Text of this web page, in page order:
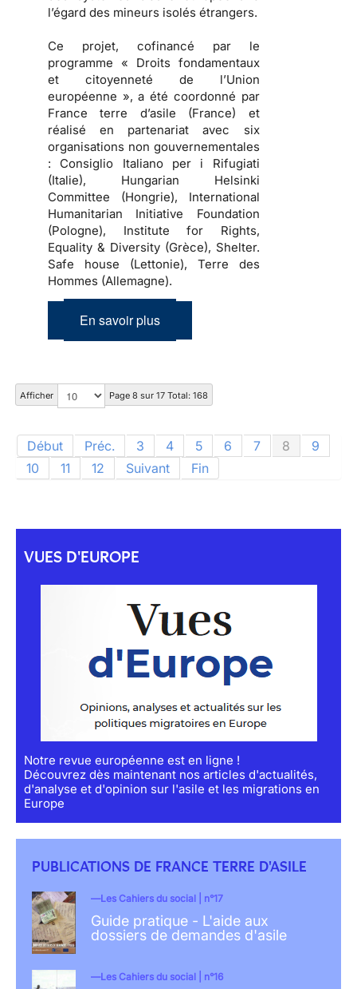
l’égard des mineurs isolés étrangers.
Ce projet, cofinancé par le
programme « Droits fondamentaux
et citoyenneté de l’Union
européenne », a été coordonné par
France terre d’asile (France) et
réalisé en partenariat avec six
organisations non gouvernementales
: Consiglio Italiano per i Rifugiati
(Italie), Hungarian Helsinki
Committee (Hongrie), International
Humanitarian Initiative Foundation
(Pologne), Institute for Rights,
Equality & Diversity (Grèce), Shelter.
Safe house (Lettonie), Terre des
Hommes (Allemagne).
En savoir plus
Afficher Page 8 sur 17 Total: 168
Début Préc. 3 4 5 6 7 8
9
10
11 12 Suivant Fin
VUES D'EUROPE
Notre revue européenne est en ligne !
Découvrez dès maintenant nos articles d'actualités,
d'analyse et d'opinion sur l'asile et les migrations en
Europe
PUBLICATIONS DE FRANCE TERRE D'ASILE
Les Cahiers du social | n°17
Guide pratique - L'aide aux
dossiers de demandes d'asile
Les Cahiers du social | n°16